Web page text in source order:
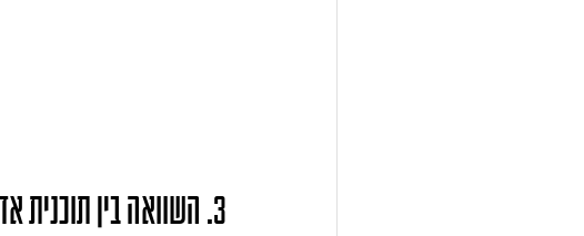
3. השוואה בין תוכנית אדריכלית לתוכנית קונסטרוקציה